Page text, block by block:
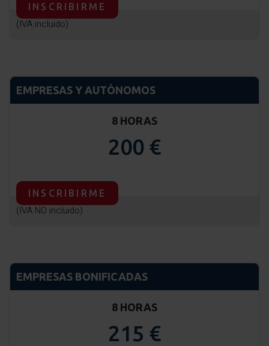
INSCRIBIRME
(IVA incluido)
EMPRESAS Y AUTÓNOMOS
8 HORAS
200 €
INSCRIBIRME
(IVA NO incluido)
EMPRESAS BONIFICADAS
8 HORAS
215 €